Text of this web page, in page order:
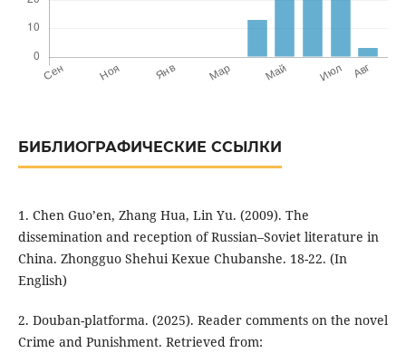
БИБЛИОГРАФИЧЕСКИЕ ССЫЛКИ
1. Chen Guo’en, Zhang Hua, Lin Yu. (2009). The
dissemination and reception of Russian–Soviet literature in
China. Zhongguo Shehui Kexue Chubanshe. 18-22. (In
English)
2. Douban-platforma. (2025). Reader comments on the novel
Crime and Punishment. Retrieved from: